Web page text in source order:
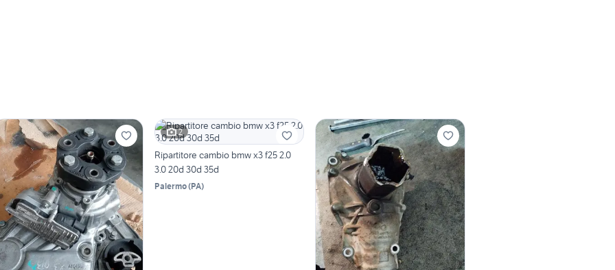
2
Ripartitore cambio bmw x3 f25 2.0
3.0 20d 30d 35d
Palermo(PA)